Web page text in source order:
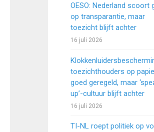
OESO: Nederland scoort
op transparantie, maar
toezicht blijft achter
16 juli 2026
toezichthouders op
goed geregeld, maar
up’-cultuur blijft achter
16 juli 2026
TI-NL roept politiek op